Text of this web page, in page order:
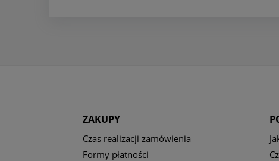
ZAKUPY
Czas realizacji zamówienia
Formy płatności